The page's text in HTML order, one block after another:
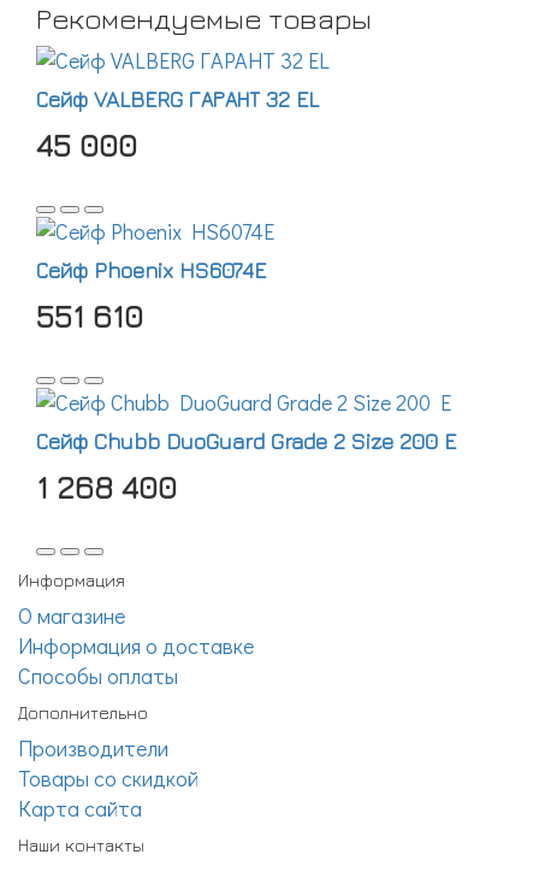
Рекомендуемые товары
Сейф VALBERG ГАРАНТ 32 EL
45 000
Сейф Phoenix HS6074E
551 610
Сейф Chubb DuoGuard Grade 2 Size 200 E
1 268 400
Информация
О магазине
Информация о доставке
Способы оплаты
Дополнительно
Производители
Товары со скидкой
Карта сайта
Наши контакты